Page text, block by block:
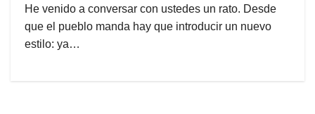
He venido a conversar con ustedes un rato. Desde
que el pueblo manda hay que introducir un nuevo
estilo: ya…